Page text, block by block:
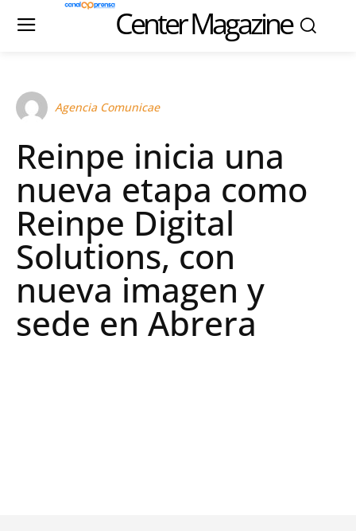
Center Magazine
Agencia Comunicae
Reinpe inicia una
nueva etapa como
Reinpe Digital
Solutions, con
nueva imagen y
sede en Abrera